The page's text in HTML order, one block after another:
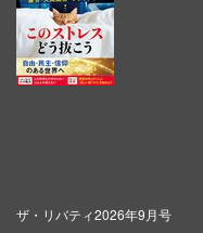
ザ・リバティ2026年9月号